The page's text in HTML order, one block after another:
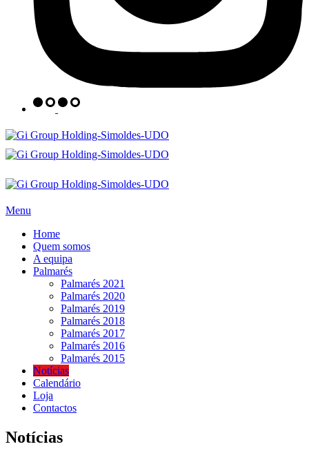
Menu
Home
Quem somos
A equipa
Palmarés
Palmarés 2021
Palmarés 2020
Palmarés 2019
Palmarés 2018
Palmarés 2017
Palmarés 2016
Palmarés 2015
Notícias
Calendário
Loja
Contactos
Notícias